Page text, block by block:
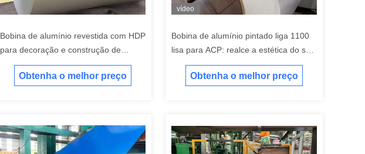
Bobina de alumínio revestida com HDP
para decoração e construção de
edifícios
Obtenha o melhor preço
vídeo
Bobina de alumínio pintado liga 1100
lisa para ACP: realce a estética do seu
edifício
Obtenha o melhor preço